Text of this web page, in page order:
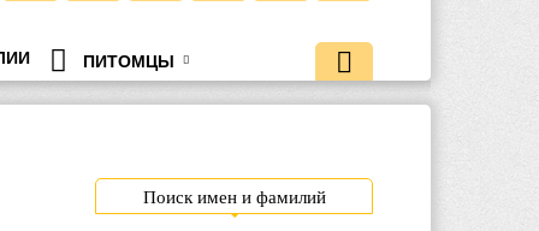
ПИТОМЦЫ
Поиск имен и фамилий